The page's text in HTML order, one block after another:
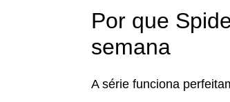
Por que
semana
A série funciona